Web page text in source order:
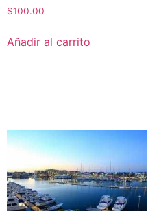
$100.00
Añadir al carrito